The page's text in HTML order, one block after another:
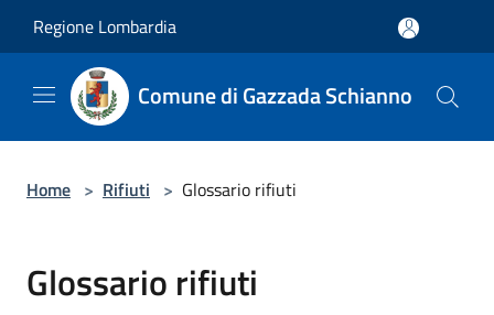
Regione Lombardia
Comune di Gazzada Schianno
Home > Rifiuti > Glossario rifiuti
Glossario rifiuti